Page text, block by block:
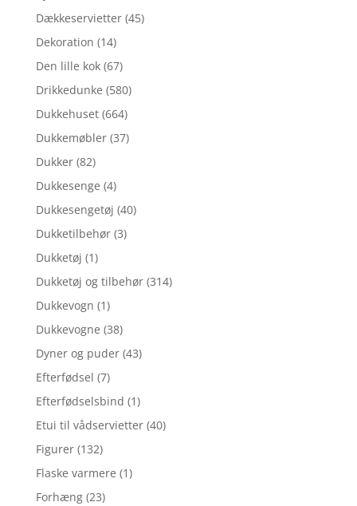
Dækkeservietter (45)
Dekoration (14)
Den lille kok (67)
Drikkedunke (580)
Dukkehuset (664)
Dukkemøbler (37)
Dukker (82)
Dukkesenge (4)
Dukkesengetøj (40)
Dukketilbehør (3)
Dukketøj (1)
Dukketøj og tilbehør (314)
Dukkevogn (1)
Dukkevogne (38)
Dyner og puder (43)
Efterfødsel (7)
Efterfødselsbind (1)
Etui til vådservietter (40)
Figurer (132)
Flaske varmere (1)
Forhæng (23)